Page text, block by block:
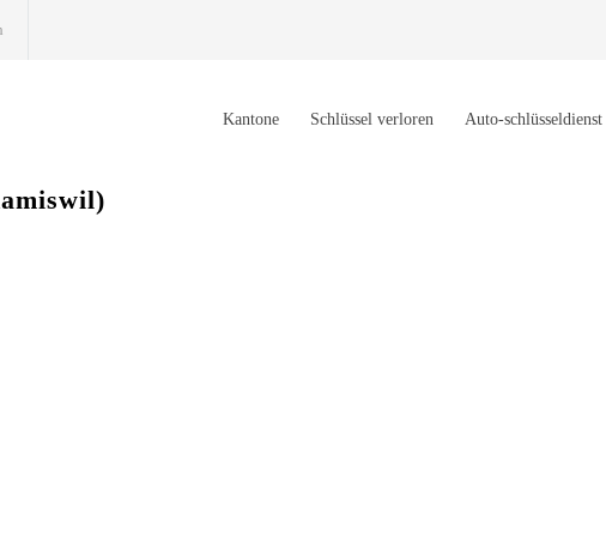
Kantone Schlüssel verloren Auto-schlüsseldienst